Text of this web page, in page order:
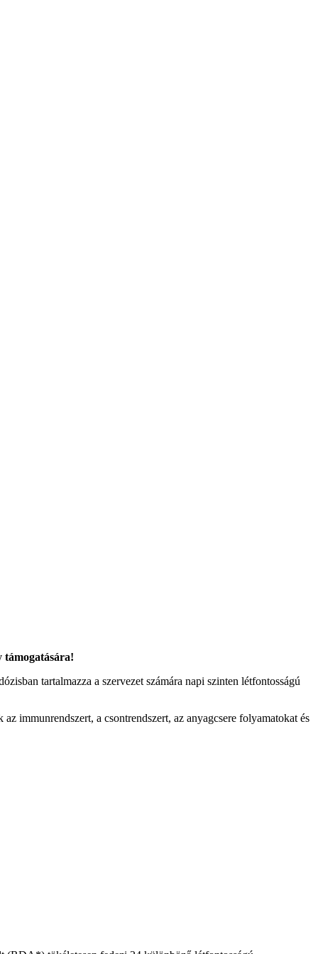
támogatására!
tartalmazza a szervezet számára napi szinten létfontosságú
immunrendszert, a csontrendszert, az anyagcsere folyamatokat és